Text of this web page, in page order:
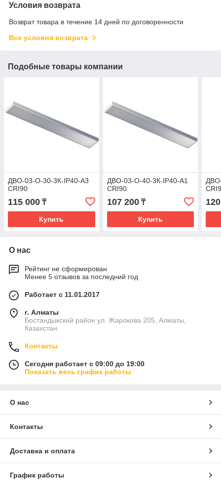
Условия возврата
Возврат товара в течение 14 дней по договоренности
Все условия возврата
Подобные товары компании
ДВО-03-О-30-3К-IP40-А3
CRI90
115 000 ₸
Купить
ДВО-03-О-40-3К-IP40-А1
CRI90
107 200₸
Купить
О нас
Рейтинг не сформирован
Менее 5 отзывов за последний год
Работает с 11.01.2017
г. Алматы
Бостандыкский район ул. Жарокова 205, Алматы,
Казахстан
Контакты
Сегодня работает с 09:00 до 19:00
Показать весь график работы
О нас
Контакты
Доставка и оплата
График работы